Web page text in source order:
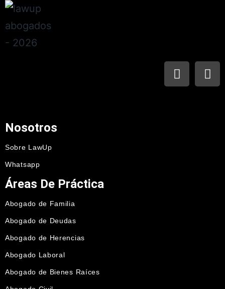
Nosotros
Sobre LawUp
Whatsapp
Áreas De Práctica
Abogado de Familia
Abogado de Deudas
Abogado de Herencias
Abogado Laboral
Abogado de Bienes Raíces